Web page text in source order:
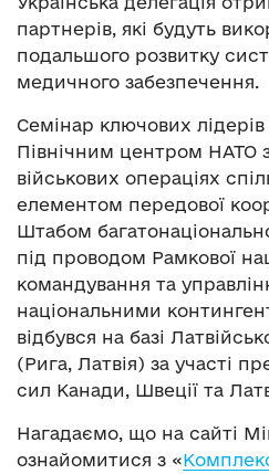
партнерів, які будуть
подальшого розвитку
медичного забезпечення.
Семінар ключових лідерів
Північним центром НАТО
військових операціях
елементом передової
Штабом
під проводом Рамкової
командування та
національними
відбувся на базі
(Рига, Латвія) за участі
сил Канади, Швеції та
Нагадаємо, що на сайті
ознайомитися з «